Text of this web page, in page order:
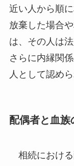
近い人から順
放棄した場合
は、その人は
さらに内縁関
人として認め
配偶者と血族
相続における